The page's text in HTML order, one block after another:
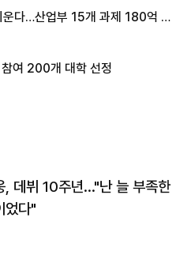
운다…산업부 15개 과제 180억 지
여 200개 대학 선정
, 데뷔 10주년…"난 늘 부족한
었다"